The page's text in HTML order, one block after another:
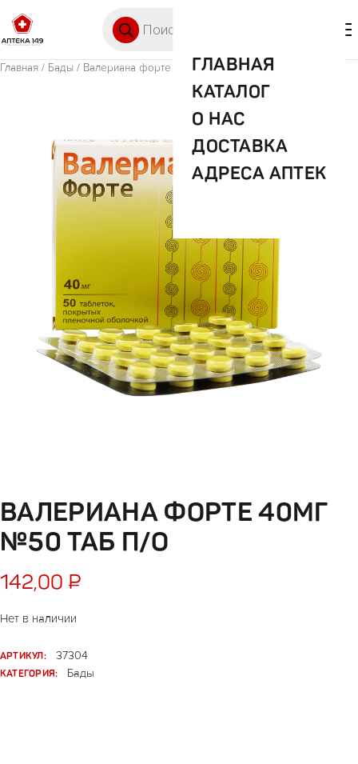
ГЛАВНАЯ
КАТАЛОГ
О НАС
ДОСТАВКА
АДРЕСА АПТЕК
Главная / Бады / Валериана форте 40мг №50 таб п/о
ВАЛЕРИАНА ФОРТЕ 40МГ
№50 ТАБ П/О
142,00 ₽
Нет в наличии
АРТИКУЛ:
37304
КАТЕГОРИЯ:
Бады